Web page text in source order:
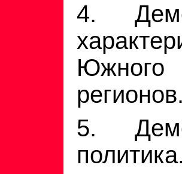
4.
Южного
5.